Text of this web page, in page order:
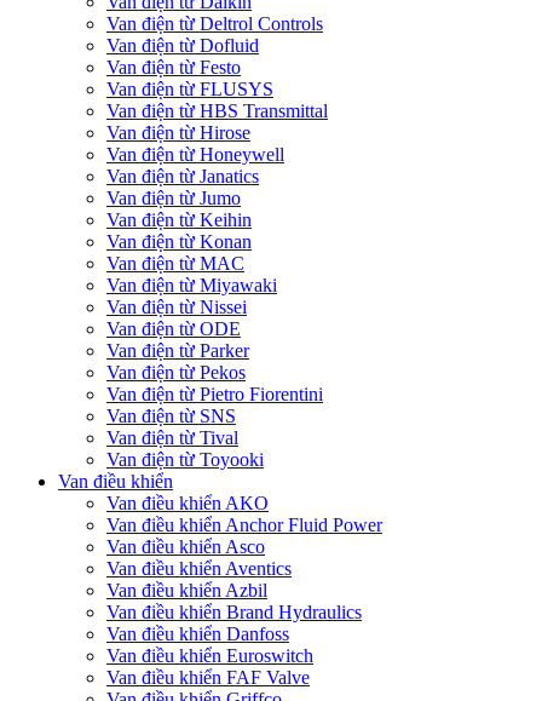
Van điện từ Deltrol Controls
Van điện từ Dofluid
Van điện từ Festo
Van điện từ FLUSYS
Van điện từ HBS Transmittal
Van điện từ Hirose
Van điện từ Honeywell
Van điện từ Janatics
Van điện từ Jumo
Van điện từ Keihin
Van điện từ Konan
Van điện từ MAC
Van điện từ Miyawaki
Van điện từ Nissei
Van điện từ ODE
Van điện từ Parker
Van điện từ Pekos
Van điện từ Pietro Fiorentini
Van điện từ SNS
Van điện từ Tival
Van điện từ Toyooki
Van điều khiển
Van điều khiển AKO
Van điều khiển Anchor Fluid Power
Van điều khiển Asco
Van điều khiển Aventics
Van điều khiển Azbil
Van điều khiển Brand Hydraulics
Van điều khiển Danfoss
Van điều khiển Euroswitch
Van điều khiển FAF Valve